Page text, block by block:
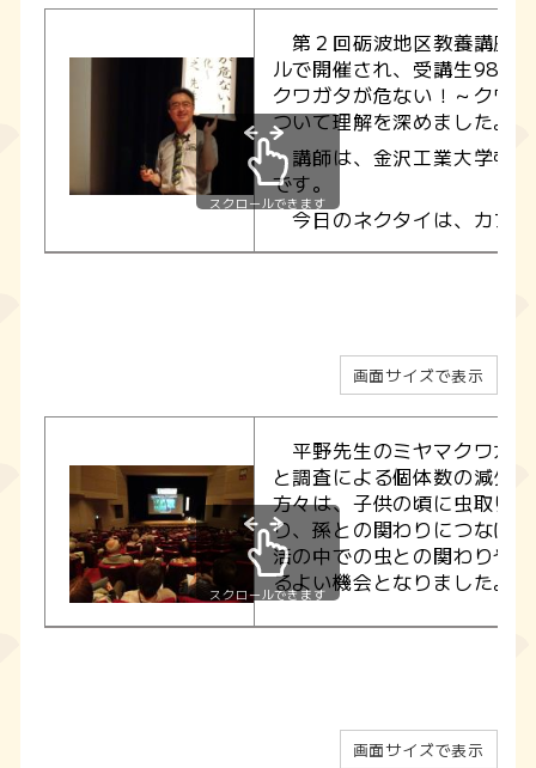
第２回砺波地区教養講座
ルで開催され、受講生98名
クワガタが危ない！～クワ
ついて理解を深めました。
講師は、金沢工業大学む
です。
今日のネクタイは、カブト
スクロールできます
画面サイズで表示
平野先生のミヤマクワガ
と調査による個体数の減少
方々は、子供の頃に虫取り
り、孫との関わりにつなげ
活の中での虫との関わりや
るよい機会となりました。
スクロールできます
画面サイズで表示